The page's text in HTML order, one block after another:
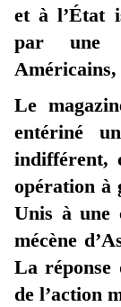
et à l’État
par une
Le
entériné
indifférent,
opération à
Unis à une
mécène
La réponse
de l’action